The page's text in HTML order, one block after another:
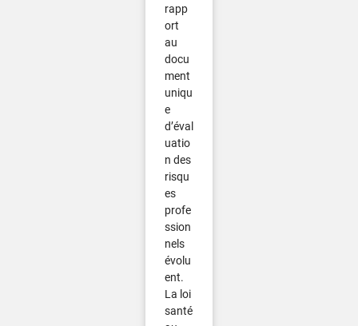
rapp
ort
au
docu
ment
uniqu
e
d’éval
uatio
n des
risqu
es
profe
ssion
nels
évolu
ent.
La loi
santé